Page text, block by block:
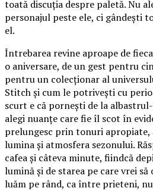
toată discuția despre paletă. Nu
personajul peste ele, ci gândești
el.
Întrebarea revine aproape de
o aniversare, de un gest pentru
pentru un colecționar al
Stitch și cum le potrivești cu
scurt e că pornești de la
alegi nuanțe care fie îl scot în
prelungesc prin tonuri
lumina și atmosfera sezonului.
cafea și câteva minute, fiindcă
lumină și de starea pe care vrei
luăm pe rând, ca între prieteni,